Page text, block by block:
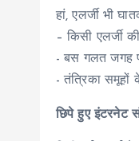
हां, एलर्जी भी
– किसी एलर्जी
- बस गलत जगह
- तंत्रिका समूहों
छिपे हुए इंटरनेट